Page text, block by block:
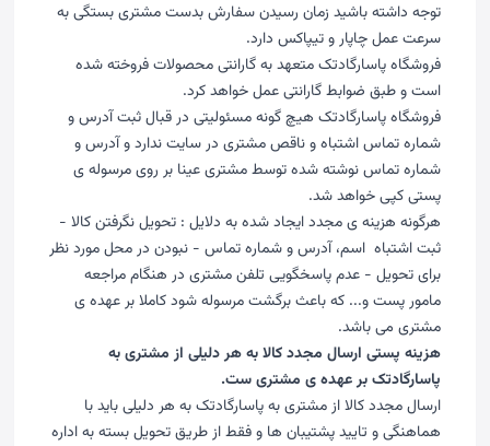
توجه داشته باشید زمان رسیدن سفارش بدست مشتری بستگی به
سرعت عمل چاپار و تیپاکس دارد.
فروشگاه پاسارگادتک متعهد به گارانتی محصولات فروخته شده
است و طبق ضوابط گارانتی عمل خواهد کرد.
فروشگاه پاسارگادتک هیچ گونه مسئولیتی در قبال ثبت آدرس و
شماره تماس اشتباه و ناقص مشتری در سایت ندارد و آدرس و
شماره تماس نوشته شده توسط مشتری عینا بر روی مرسوله ی
پستی کپی خواهد شد.
هرگونه هزینه ی مجدد ایجاد شده به دلایل : تحویل نگرفتن کالا -
ثبت اشتباه اسم، آدرس و شماره تماس - نبودن در محل مورد نظر
برای تحویل - عدم پاسخگویی تلفن مشتری در هنگام مراجعه
مامور پست و... که باعث برگشت مرسوله شود کاملا بر عهده ی
مشتری می باشد.
هزینه پستی ارسال مجدد کالا به هر دلیلی از مشتری به
پاسارگادتک بر عهده ی مشتری ست.
ارسال مجدد کالا از مشتری به پاسارگادتک به هر دلیلی باید با
هماهنگی و تایید پشتیبان ها و فقط از طریق تحویل بسته به اداره